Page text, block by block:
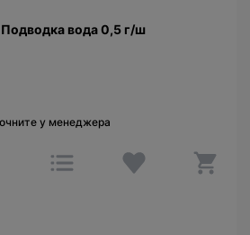
Подводка вода 0,5 г/ш
у менеджера